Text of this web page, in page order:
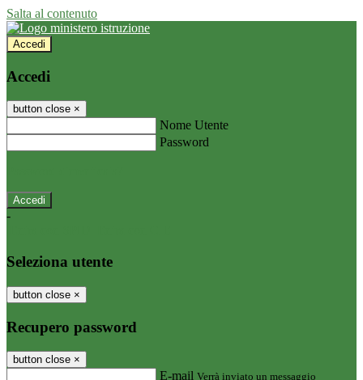
Salta al contenuto
Accedi
Accedi
button close ×
Nome Utente
Password
-
Seleziona utente
button close ×
Recupero password
button close ×
E-mail Verrà inviato un messaggio